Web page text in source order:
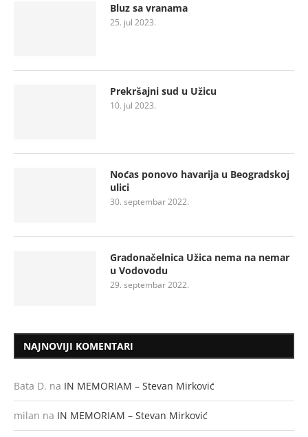
Bluz sa vranama
25. jul 2023.
Prekršajni sud u Užicu
10. jul 2023.
Noćas ponovo havarija u Beogradskoj
ulici
30. septembar 2022.
Gradonačelnica Užica nema na nemar
u Vodovodu
29. septembar 2022.
NAJNOVIJI KOMENTARI
Bata D. na IN MEMORIAM – Stevan Mirković
milan na IN MEMORIAM – Stevan Mirković